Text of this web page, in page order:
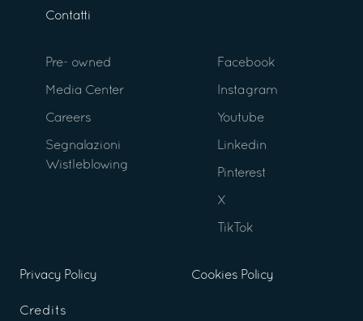
Contatti
Pre- owned
Media Center
Careers
Segnalazioni
Wistleblowing
Facebook
Instagram
Youtube
Linkedin
Pinterest
X
TikTok
Privacy Policy Cookies Policy
Credits